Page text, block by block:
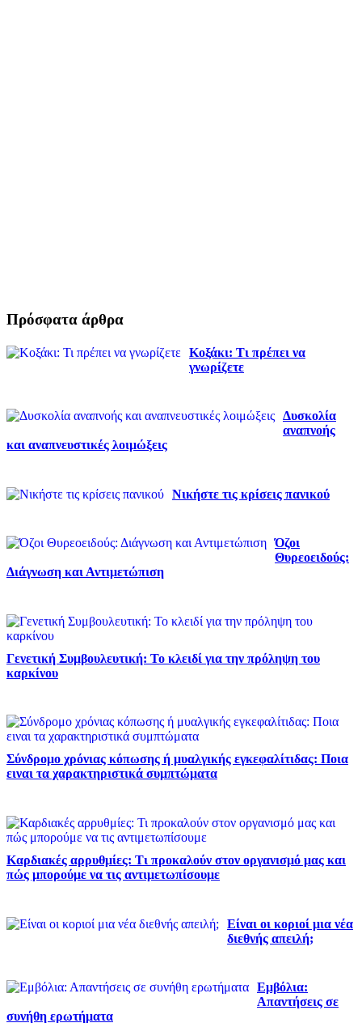
Πρόσφατα άρθρα
Κοξάκι: Τι πρέπει να
γνωρίζετε
Δυσκολία
αναπνοής
και αναπνευστικές λοιμώξεις
Νικήστε τις κρίσεις πανικού
Όζοι
Θυρεοειδούς:
Διάγνωση και Αντιμετώπιση
Γενετική Συμβουλευτική: Το κλειδί για την πρόληψη του
καρκίνου
Σύνδρομο χρόνιας κόπωσης ή μυαλγικής εγκεφαλίτιδας: Ποια
ειναι τα χαρακτηριστικά συμπτώματα
Καρδιακές αρρυθμίες: Τι προκαλούν στον οργανισμό μας και
πώς μπορούμε να τις αντιμετωπίσουμε
Είναι οι κοριοί μια νέα
διεθνής απειλή;
Εμβόλια:
Απαντήσεις σε
συνήθη ερωτήματα